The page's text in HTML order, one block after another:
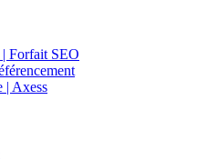
Forfait SEO
| Axess